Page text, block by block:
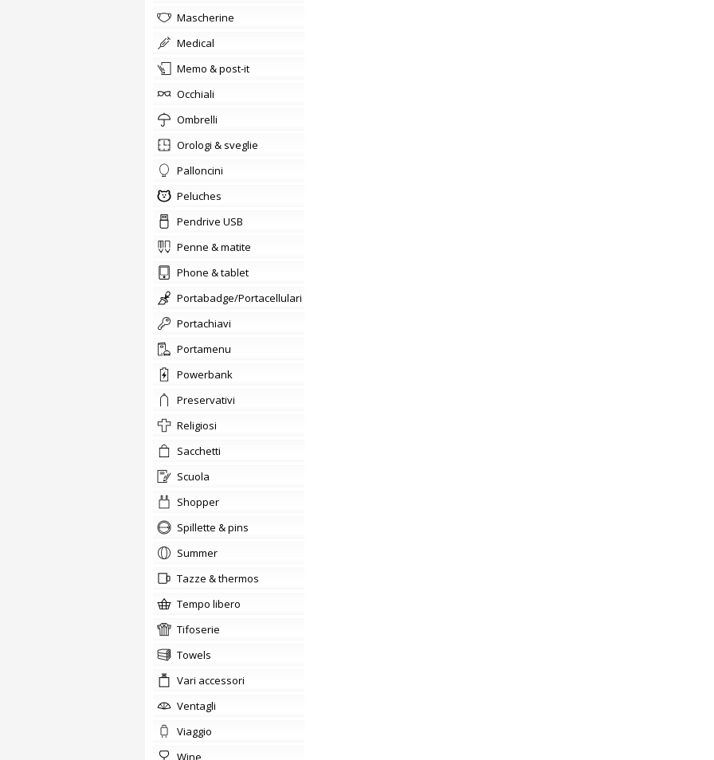
Mascherine
medical
memo & post-it
occhiali
ombrelli
orologi & sveglie
Palloncini
Peluches
Pendrive USB
penne & matite
phone & tablet
portabadge/Portacellulari
portachiavi
Portamenu
Powerbank
preservativi
Religiosi
sacchetti
scuola
shopper
Spillette & pins
summer
tazze & thermos
tempo libero
tifoserie
Towels
Vari accessori
ventagli
viaggio
wine